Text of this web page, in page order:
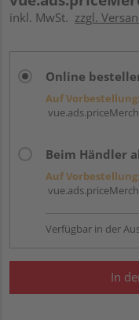
inkl. MwSt. zzgl.
Online
Auf Vorbestellung:
Beim Händler
Auf Vorbestellung:
Verfügbar in der
In